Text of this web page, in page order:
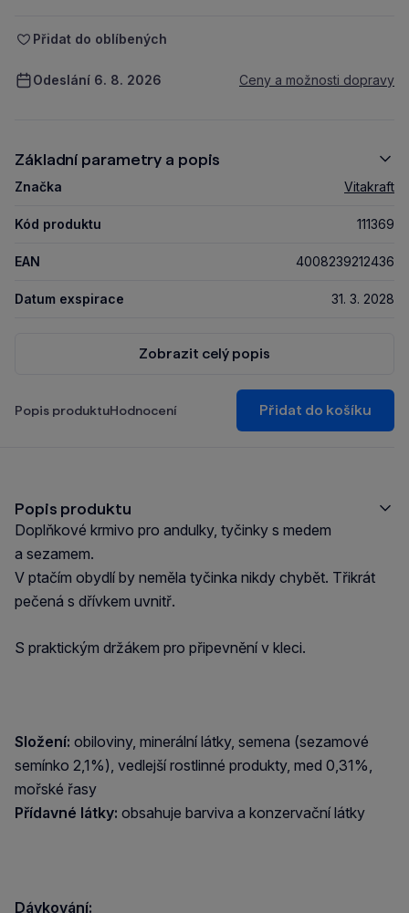
Přidat do oblíbených
Odeslání 6. 8. 2026 Ceny a možnosti dopravy
Základní parametry a popis
Značka Vitakraft
Kód produktu 111369
EAN 4008239212436
Datum exspirace 31. 3. 2028
Zobrazit celý popis
Popis produktuHodnocení Přidat do košíku
Popis produktu
Doplňkové krmivo pro andulky, tyčinky s medem
a sezamem.
V ptačím obydlí by neměla tyčinka nikdy chybět. Třikrát
pečená s dřívkem uvnitř.
S praktickým držákem pro připevnění v kleci.
Složení: obiloviny, minerální látky, semena (sezamové
semínko 2,1%), vedlejší rostlinné produkty, med 0,31%,
mořské řasy
Přídavné látky: obsahuje barviva a konzervační látky
Dávkování: